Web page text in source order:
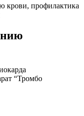
крови, профилактика
“Тромбо